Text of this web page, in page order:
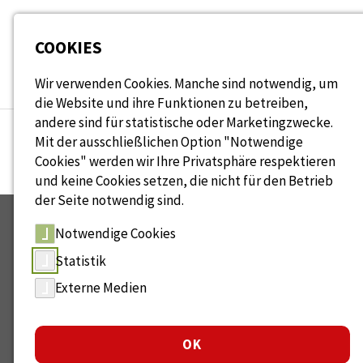
Seitenbereiche:
Generationenmanagement und altersgerechtes Arbeiten.
Gemeinsam gestalten wir die Zukunft der Arbeit.
COOKIES
Wir verwenden Cookies. Manche sind notwendig, um
die Website und ihre Funktionen zu betreiben,
andere sind für statistische oder Marketingzwecke.
Mit der ausschließlichen Option "Notwendige
Cookies" werden wir Ihre Privatsphäre respektieren
und keine Cookies setzen, die nicht für den Betrieb
der Seite notwendig sind.
Notwendige Cookies
Statistik
Externe Medien
OK